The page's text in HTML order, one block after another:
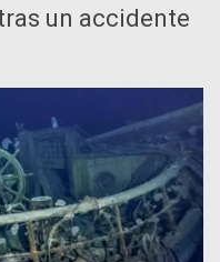
un accidente